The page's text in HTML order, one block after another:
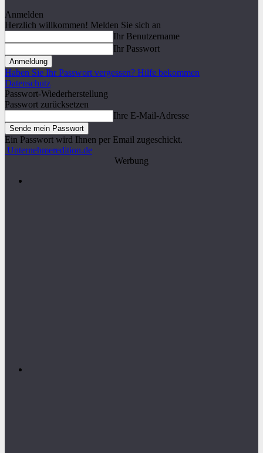
Anmelden
Herzlich willkommen! Melden Sie sich an
Ihr Benutzername
Ihr Passwort
Haben Sie Ihr Passwort vergessen? Hilfe bekommen
Datenschutz
Passwort-Wiederherstellung
Passwort zurücksetzen
Ihre E-Mail-Adresse
Ein Passwort wird Ihnen per Email zugeschickt.
Unternehmeredition.de
Werbung